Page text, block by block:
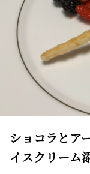
ショコラとア
イスクリーム